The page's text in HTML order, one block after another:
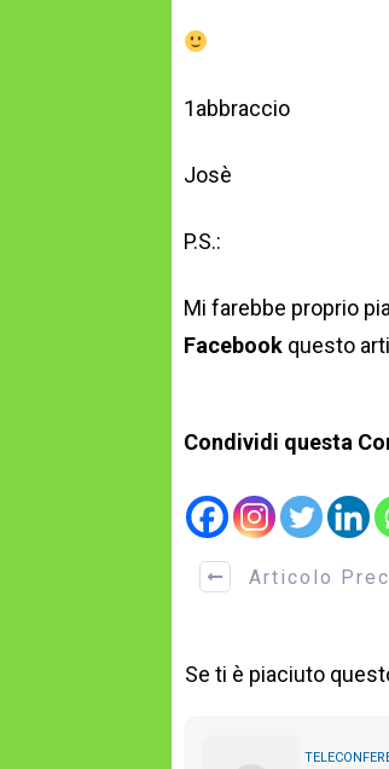
1abbraccio
Josè
P.S.:
Mi farebbe proprio
Facebook questo
Condividi questa
Articolo
Se ti è piaciuto